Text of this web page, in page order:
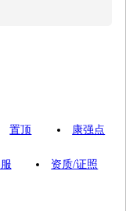
置顶 康强点
资质/证照